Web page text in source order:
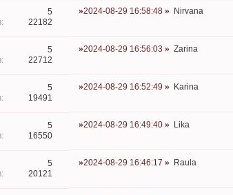
5
22182
2024-08-29 16:58:48 Nirvana
5
22712
2024-08-29 16:56:03 Zarina
5
19491
2024-08-29 16:52:49 Karina
5
16550
2024-08-29 16:49:40 Lika
5
20121
2024-08-29 16:46:17 Raula